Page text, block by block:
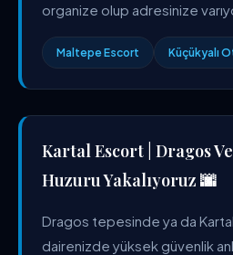
organize olup adresinize
Maltepe Escort Küçükyalı
Kartal Escort | Dragos
Huzuru Yakalıyoruz 🌆
Dragos tepesinde ya da
dairenizde yüksek güvenlik